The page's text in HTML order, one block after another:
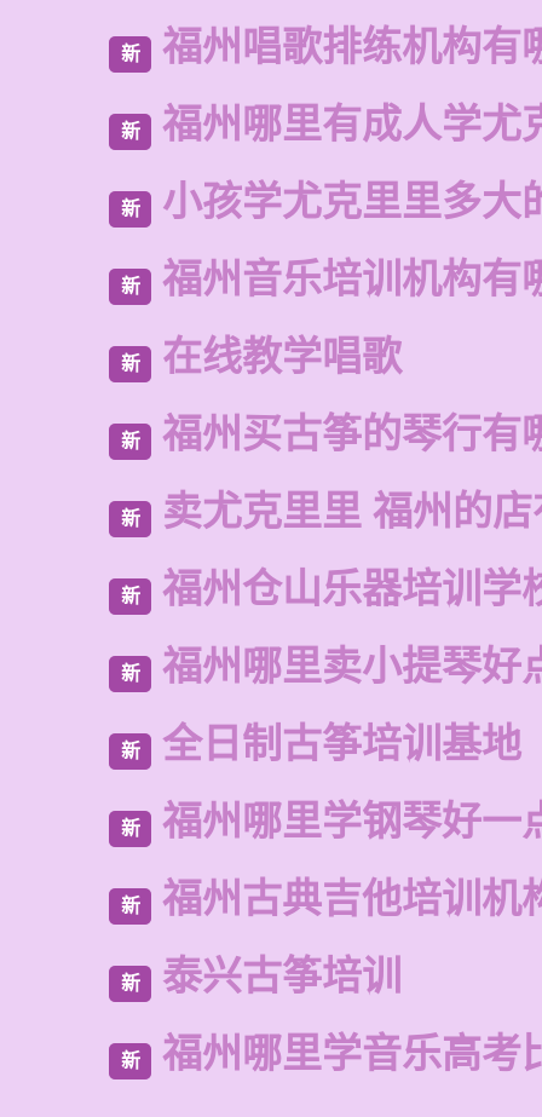
新 福州唱歌排练机构有
新 福州哪里有成人学尤
新 小孩学尤克里里多大
新 福州音乐培训机构有
新 在线教学唱歌
新 福州买古筝的琴行有
新 卖尤克里里 福州的
新 福州仓山乐器培训学
新 福州哪里卖小提琴好
新 全日制古筝培训基地
新 福州哪里学钢琴好一
新 福州古典吉他培训机
新 泰兴古筝培训
新 福州哪里学音乐高考